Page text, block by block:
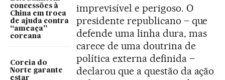
concessões à
China em troca
de ajuda contra
“ameaça”
coreana
Coreia do
Norte garante
estar
imprevisível e perigoso. O
presidente republicano – que
defende uma linha dura, mas
carece de uma doutrina de
política externa definida –
declarou que a questão da ação